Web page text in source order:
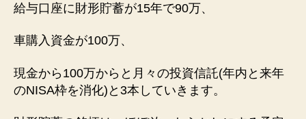
給与口座に財形貯蓄が15年で90万、
車購入資金が100万、
現金から100万からと月々の投資信託(年内と来年
のNISA枠を消化)と3本していきます。